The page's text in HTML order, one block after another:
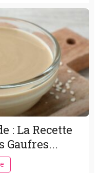
: La Recette
Gaufres...